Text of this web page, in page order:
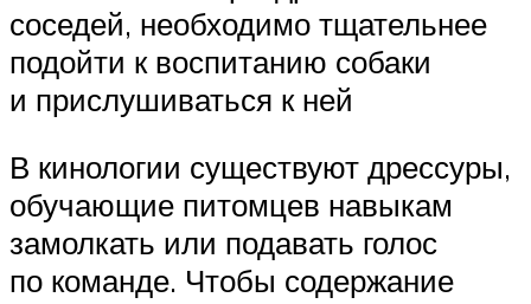
соседей, необходимо тщательнее
подойти к воспитанию собаки
и прислушиваться к ней
В кинологии существуют дрессуры,
обучающие питомцев навыкам
замолкать или подавать голос
по команде. Чтобы содержание